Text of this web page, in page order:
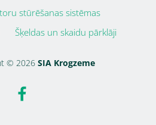
stūrēšanas sistēmas
Šķeldas un skaidu pārklāji
© 2026 SIA Krogzeme